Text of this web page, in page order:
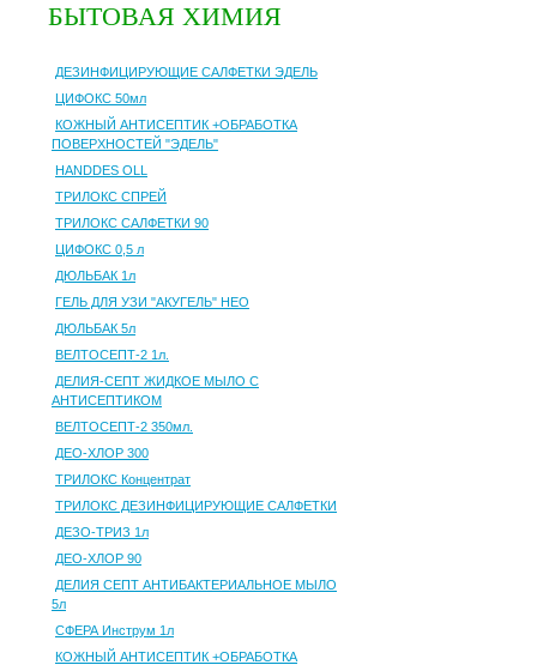
БЫТОВАЯ ХИМИЯ
ДЕЗИНФИЦИРУЮЩИЕ САЛФЕТКИ ЭДЕЛЬ
ЦИФОКС 50мл
КОЖНЫЙ АНТИСЕПТИК +ОБРАБОТКА
ПОВЕРХНОСТЕЙ "ЭДЕЛЬ"
HANDDES OLL
ТРИЛОКС СПРЕЙ
ТРИЛОКС САЛФЕТКИ 90
ЦИФОКС 0,5 л
ДЮЛЬБАК 1л
ГЕЛЬ ДЛЯ УЗИ "АКУГЕЛЬ" НЕО
ДЮЛЬБАК 5л
ВЕЛТОСЕПТ-2 1л.
ДЕЛИЯ-СЕПТ ЖИДКОЕ МЫЛО С
АНТИСЕПТИКОМ
ВЕЛТОСЕПТ-2 350мл.
ДЕО-ХЛОР 300
ТРИЛОКС Концентрат
ТРИЛОКС ДЕЗИНФИЦИРУЮЩИЕ САЛФЕТКИ
ДЕЗО-ТРИЗ 1л
ДЕО-ХЛОР 90
ДЕЛИЯ СЕПТ АНТИБАКТЕРИАЛЬНОЕ МЫЛО
5л
СФЕРА Инструм 1л
КОЖНЫЙ АНТИСЕПТИК +ОБРАБОТКА